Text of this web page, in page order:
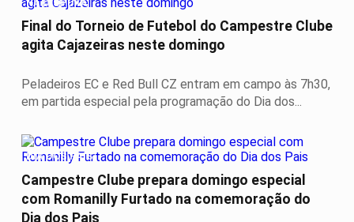
NA DISPUTA
Final do Torneio de Futebol do Campestre Clube
agita Cajazeiras neste domingo
Peladeiros EC e Red Bull CZ entram em campo às 7h30,
em partida especial pela programação do Dia dos...
DIA DOS PAIS
Campestre Clube prepara domingo especial
com Romanilly Furtado na comemoração do
Dia dos Pais